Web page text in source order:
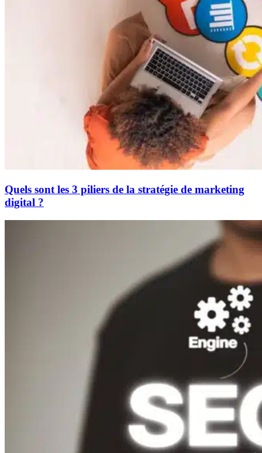
Quels sont les 3 piliers de la stratégie de marketing
digital ?